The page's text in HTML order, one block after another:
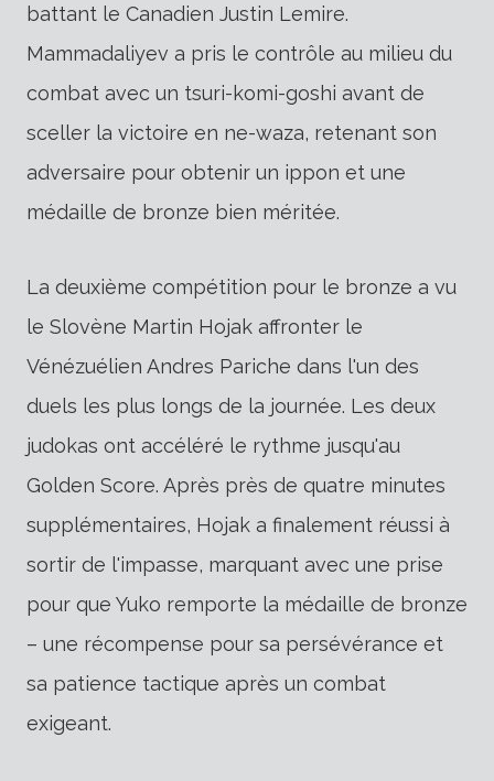
battant le Canadien Justin Lemire.
Mammadaliyev a pris le contrôle au milieu du
combat avec un tsuri-komi-goshi avant de
sceller la victoire en ne-waza, retenant son
adversaire pour obtenir un ippon et une
médaille de bronze bien méritée.
La deuxième compétition pour le bronze a vu
le Slovène Martin Hojak affronter le
Vénézuélien Andres Pariche dans l'un des
duels les plus longs de la journée. Les deux
judokas ont accéléré le rythme jusqu'au
Golden Score. Après près de quatre minutes
supplémentaires, Hojak a finalement réussi à
sortir de l'impasse, marquant avec une prise
pour que Yuko remporte la médaille de bronze
– une récompense pour sa persévérance et
sa patience tactique après un combat
exigeant.